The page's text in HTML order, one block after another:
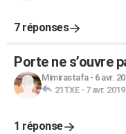
7 réponses
Porte ne s’ouvre
Mimirastafa- 6 avr.
21TXE- 7 avr.
1 réponse